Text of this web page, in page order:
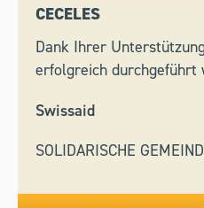
CECELES
Dank Ihrer
erfolgreich durchgeführt
Swissaid
SOLIDARISCHE